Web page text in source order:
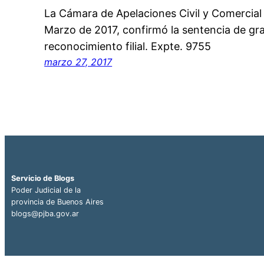
La Cámara de Apelaciones Civil y
Marzo de 2017, confirmó la sentencia de
reconocimiento filial. Expte. 9755
marzo 27, 2017
Servicio de Blogs
Poder Judicial de la
provincia de Buenos Aires
blogs@pjba.gov.ar